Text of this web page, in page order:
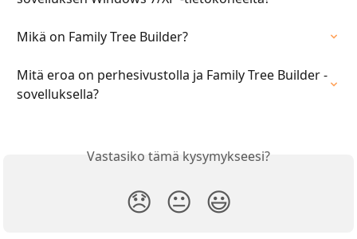
Mikä on Family Tree Builder?
Mitä eroa on perhesivustolla ja Family Tree Builder -
sovelluksella?
Vastasiko tämä kysymykseesi?
😞 😐 😃